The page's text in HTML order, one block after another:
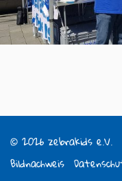
© 2026 zebrakids e.V.
Bildnachweis